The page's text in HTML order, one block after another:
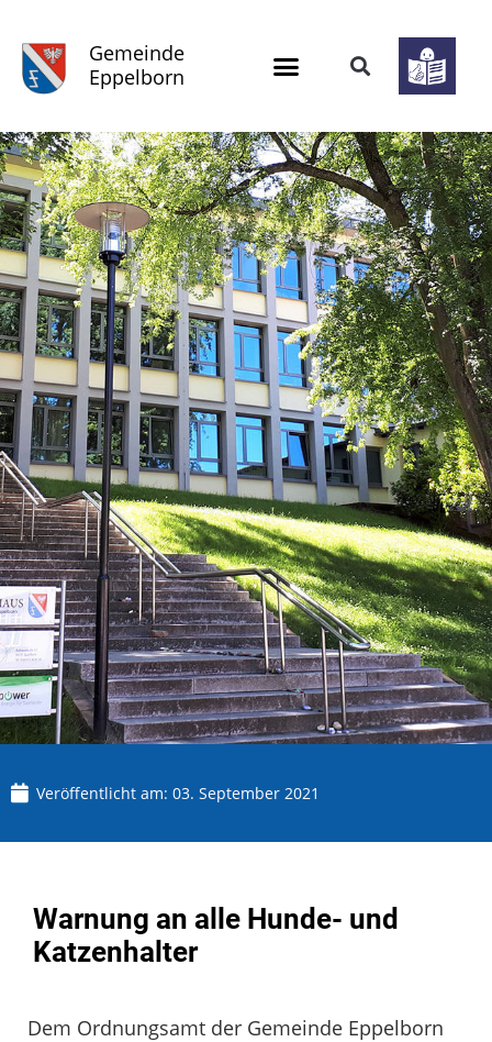
Gemeinde
Eppelborn
Veröffentlicht am: 03. September 2021
Warnung an alle Hunde- und
Katzenhalter
Dem Ordnungsamt der Gemeinde Eppelborn